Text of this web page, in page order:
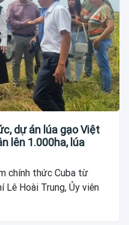
dự án lúa gạo Việt
lên 1.000ha, lúa
chính thức Cuba từ
Hoài Trung, Ủy viên